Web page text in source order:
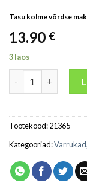
Tasu kolme võrdse
13.90 €
3 laos
Tootekood:21365
Kategooriad: